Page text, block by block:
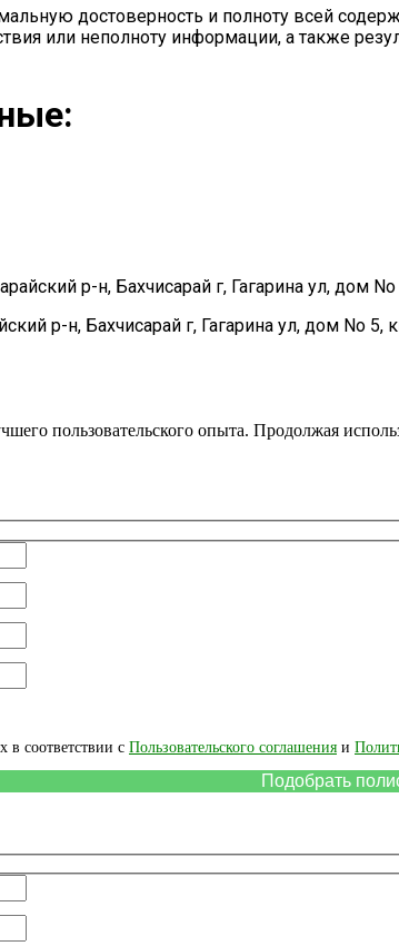
достоверность и полноту всей
или неполноту информации, а также
р-н, Бахчисарай г, Гагарина ул, дом No
р-н, Бахчисарай г, Гагарина ул, дом No 5,
пользовательского опыта. Продолжая
в соответствии с Пользовательского соглашения и